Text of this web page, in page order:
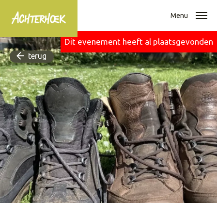
Menu
Dit evenement heeft al plaatsgevonden
terug